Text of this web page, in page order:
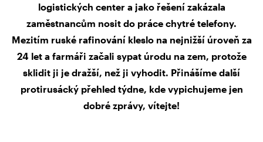
logistických center a jako řešení zakázala
zaměstnancům nosit do práce chytré telefony.
Mezitím ruské rafinování kleslo na nejnižší úroveň za
24 let a farmáři začali sypat úrodu na zem, protože
sklidit ji je dražší, než ji vyhodit. Přinášíme další
protirusácký přehled týdne, kde vypichujeme jen
dobré zprávy, vítejte!